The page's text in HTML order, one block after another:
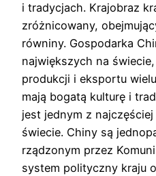
i tradycjach. Krajobraz
zróżnicowany,
równiny. Gospodarka
największych na
produkcji i eksportu
mają bogatą kulturę i
jest jednym z
świecie. Chiny są
rządzonym przez
system polityczny kraju